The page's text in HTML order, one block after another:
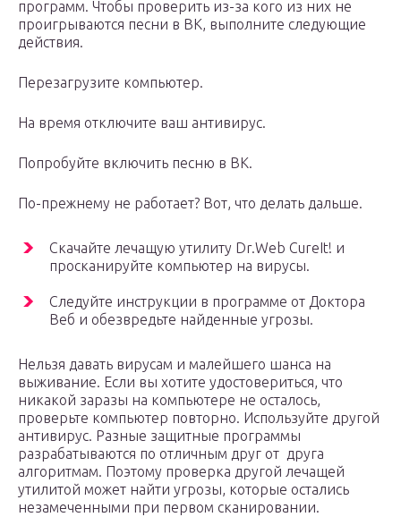
программ. Чтобы проверить из-за кого из них не
проигрываются песни в ВК, выполните следующие
действия.
Перезагрузите компьютер.
На время отключите ваш антивирус.
Попробуйте включить песню в ВК.
По-прежнему не работает? Вот, что делать дальше.
Скачайте лечащую утилиту Dr.Web CureIt! и
просканируйте компьютер на вирусы.
Следуйте инструкции в программе от Доктора
Веб и обезвредьте найденные угрозы.
Нельзя давать вирусам и малейшего шанса на
выживание. Если вы хотите удостовериться, что
никакой заразы на компьютере не осталось,
проверьте компьютер повторно. Используйте другой
антивирус. Разные защитные программы
разрабатываются по отличным друг от друга
алгоритмам. Поэтому проверка другой лечащей
утилитой может найти угрозы, которые остались
незамеченными при первом сканировании.